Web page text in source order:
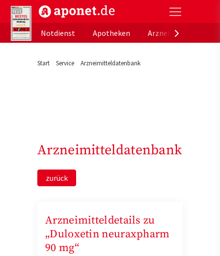
aponet.de - Das offizielle Gesundheitsportal der
Notdienst
Apotheken
Start Service Arzneimitteldatenbank
Arzneimitteldatenbank
zurück
Arzneimitteldetails zu
„Duloxetin neuraxpharm
90 mg“